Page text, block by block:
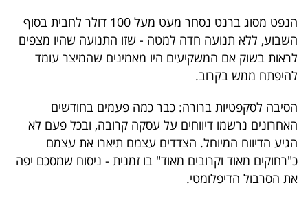
הנפט מסוג ברנט נסחר מעט מעל 100 דולר לחבית בסוף
השבוע, ללא תנועה חדה למטה - שזו התנועה שהיו מצפים
לראות בשוק אם המשקיעים היו מאמינים שהמיצר עומד
להיפתח ממש בקרוב.
הסיבה לסקפטיות ברורה: כבר כמה פעמים בחודשים
האחרונים נרשמו דיווחים על עסקה קרובה, ובכל פעם לא
הגיע הדיווח המיוחל. הצדדים עצמם תיארו את עצמם
כ"רחוקים מאוד וקרובים מאוד" בו זמנית - ניסוח שמסכם יפה
את הסרבול הדיפלומטי.